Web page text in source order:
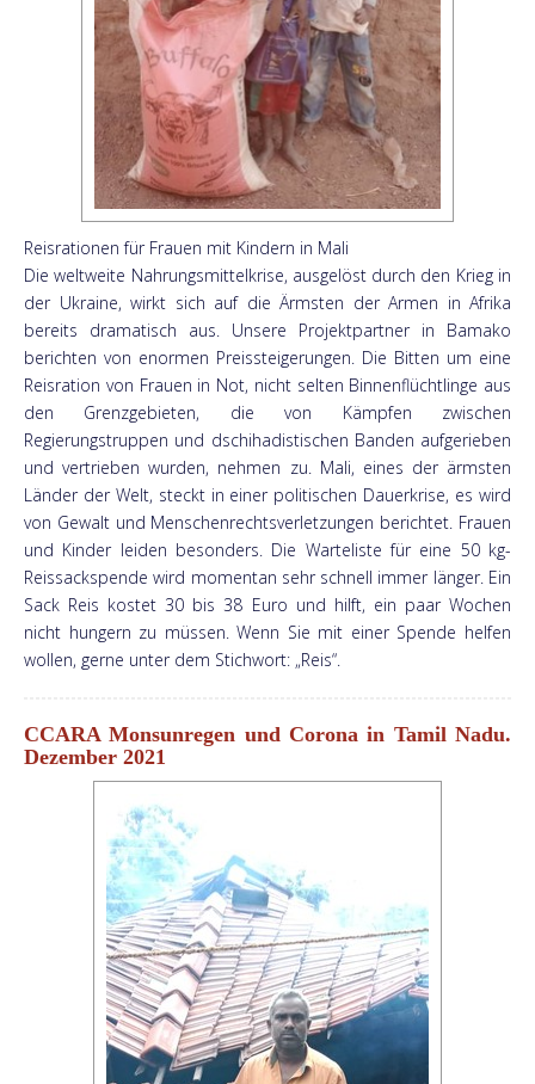
Reisrationen für Frauen mit Kindern in Mali
Die weltweite Nahrungsmittelkrise, ausgelöst durch den Krieg in
der Ukraine, wirkt sich auf die Ärmsten der Armen in Afrika
bereits dramatisch aus. Unsere Projektpartner in Bamako
berichten von enormen Preissteigerungen. Die Bitten um eine
Reisration von Frauen in Not, nicht selten Binnenflüchtlinge aus
den Grenzgebieten, die von Kämpfen zwischen
Regierungstruppen und dschihadistischen Banden aufgerieben
und vertrieben wurden, nehmen zu. Mali, eines der ärmsten
Länder der Welt, steckt in einer politischen Dauerkrise, es wird
von Gewalt und Menschenrechtsverletzungen berichtet. Frauen
und Kinder leiden besonders. Die Warteliste für eine 50 kg-
Reissackspende wird momentan sehr schnell immer länger. Ein
Sack Reis kostet 30 bis 38 Euro und hilft, ein paar Wochen
nicht hungern zu müssen. Wenn Sie mit einer Spende helfen
wollen, gerne unter dem Stichwort: „Reis“.
CCARA Monsunregen und Corona in Tamil Nadu.
Dezember 2021